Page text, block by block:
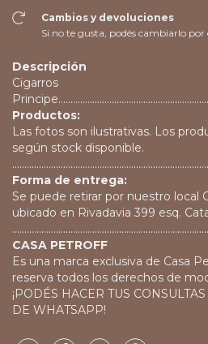
Cambios y devoluciones
Si no te gusta, podés cambiarlo por
Descripción
Cigarros
Productos:
Las fotos son ilustrativas. Los
según stock disponible.
Forma de entrega:
Se puede retirar por nuestro local
ubicado en Rivadavia 399 esq.
CASA PETROFF
Es una marca exclusiva de Casa
reserva todos los derechos de
¡PODÉS HACER TUS
DE WHATSAPP!